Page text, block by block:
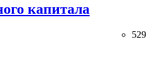
капитала
529